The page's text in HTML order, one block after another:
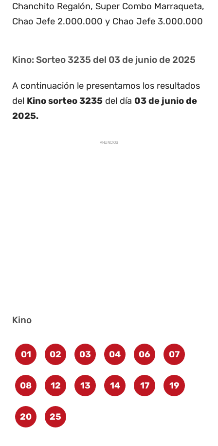
Chanchito Regalón, Super Combo Marraqueta,
Chao Jefe 2.000.000 y Chao Jefe 3.000.000
Kino: Sorteo 3235 del 03 de junio de 2025
A continuación le presentamos los resultados
del Kino sorteo 3235 del día 03 de junio de
2025.
ANUNCIOS
Kino
01 02 03 04 06 07
08 12 13 14 17 19
20 25